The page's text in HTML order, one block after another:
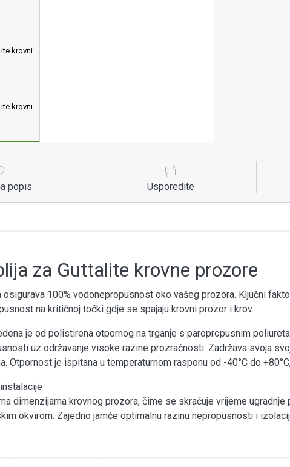
krovni
krovni
popis Usporedite
za Guttalite krovne prozore
osigurava 100% vodonepropusnost oko vašeg prozora. Ključni
na kritičnoj točki gdje se spajaju krovni prozor i krov.
je od polistirena otpornog na trganje s paropropusnim
uz održavanje visoke razine prozračnosti. Zadržava svoja
Otpornost je ispitana u temperaturnom rasponu od -40°C do
dimenzijama krovnog prozora, čime se skraćuje vrijeme
okvirom. Zajedno jamče optimalnu razinu nepropusnosti i